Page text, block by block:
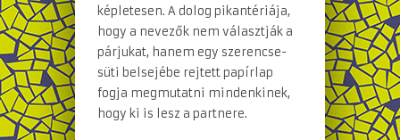
képletesen. A dolog pikantériája,
hogy a nevezők nem választják a
párjukat, hanem egy szerencse-
süti belsejébe rejtett papírlap
fogja megmutatni mindenkinek,
hogy ki is lesz a partnere.